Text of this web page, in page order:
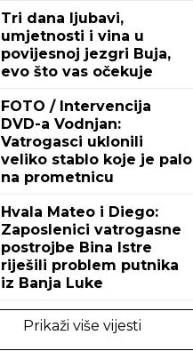
Tri dana ljubavi,
umjetnosti i vina u
povijesnoj jezgri Buja,
evo što vas očekuje
FOTO / Intervencija
DVD-a Vodnjan:
Vatrogasci uklonili
veliko stablo koje je palo
na prometnicu
Hvala Mateo i Diego:
Zaposlenici vatrogasne
postrojbe Bina Istre
riješili problem putnika
iz Banja Luke
Prikaži više vijesti